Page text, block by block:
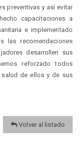
preventivas y así evitar
capacitaciones a
e implementado
las recomendaciones
desarrollen sus
reforzado todos
de ellos y de sus
Volver al listado